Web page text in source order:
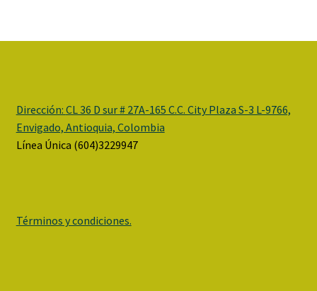
Dirección: CL 36 D sur # 27A-165 C.C. City Plaza S-3 L-9766,
Envigado, Antioquia, Colombia
Línea Única (604)3229947
Términos y condiciones.